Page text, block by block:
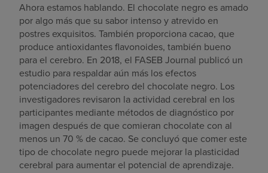
Ahora estamos hablando. El chocolate negro es amado
por algo más que su sabor intenso y atrevido en
postres exquisitos. También proporciona cacao, que
produce antioxidantes flavonoides, también bueno
para el cerebro. En 2018, el FASEB Journal publicó un
estudio para respaldar aún más los efectos
potenciadores del cerebro del chocolate negro. Los
investigadores revisaron la actividad cerebral en los
participantes mediante métodos de diagnóstico por
imagen después de que comieran chocolate con al
menos un 70 % de cacao. Se concluyó que comer este
tipo de chocolate negro puede mejorar la plasticidad
cerebral para aumentar el potencial de aprendizaje.